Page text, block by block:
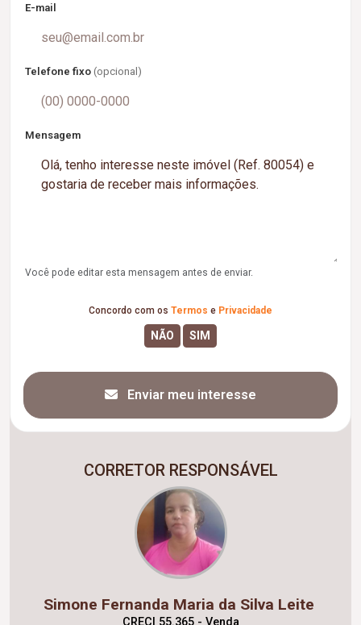
E-mail
Telefone fixo (opcional)
Mensagem
Você pode editar esta mensagem antes de enviar.
Concordo com os Termos e Privacidade
Enviar meu interesse
CORRETOR RESPONSÁVEL
Simone Fernanda Maria da Silva Leite
CRECI 55.365 - Venda